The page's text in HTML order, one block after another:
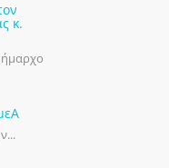
κ.